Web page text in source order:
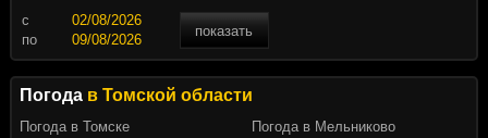
c
показать
по
Погода в Томской области
Погода в Томске
Погода в Мельниково